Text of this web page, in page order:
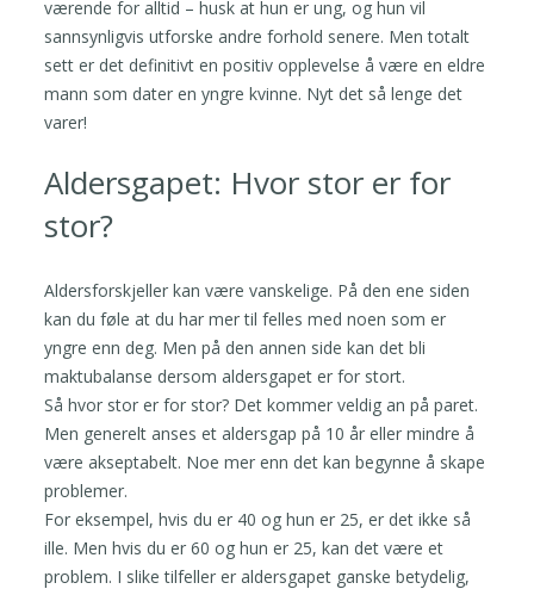
værende for alltid – husk at hun er ung, og hun vil
sannsynligvis utforske andre forhold senere. Men totalt
sett er det definitivt en positiv opplevelse å være en eldre
mann som dater en yngre kvinne. Nyt det så lenge det
varer!
Aldersgapet: Hvor stor er for
stor?
Aldersforskjeller kan være vanskelige. På den ene siden
kan du føle at du har mer til felles med noen som er
yngre enn deg. Men på den annen side kan det bli
maktubalanse dersom aldersgapet er for stort.
Så hvor stor er for stor? Det kommer veldig an på paret.
Men generelt anses et aldersgap på 10 år eller mindre å
være akseptabelt. Noe mer enn det kan begynne å skape
problemer.
For eksempel, hvis du er 40 og hun er 25, er det ikke så
ille. Men hvis du er 60 og hun er 25, kan det være et
problem. I slike tilfeller er aldersgapet ganske betydelig,